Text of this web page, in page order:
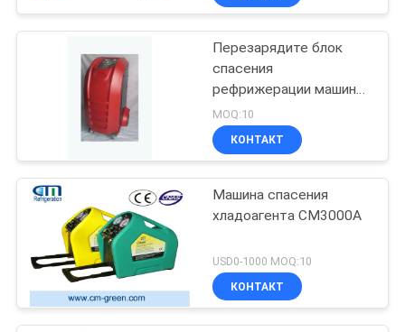
ПУТЕШЕСТВИЕ
ФАБРИКИ
ПРОВЕРКА
КАЧЕСТВА
СВЯЖИТЕСЬ
НОВОСТИ
Деревянные
автоклав
41
Вулканизируя
автоклав
17
Перезарядите блок
спасения
рефрижерации машины
спасения r134a и
машину химического
снаряжения
MOQ:10
КОНТАКТ
Машина спасения
хладоагента CM3000A
USD0-1000 MOQ:10
КОНТАКТ